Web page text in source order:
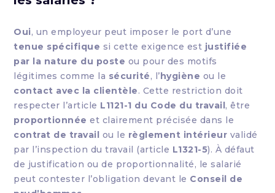
Oui, un employeur peut imposer le port d’une
tenue spécifique si cette exigence est justifiée
par la nature du poste ou pour des motifs
légitimes comme la sécurité, l’hygiène ou le
contact avec la clientèle. Cette restriction doit
respecter l’article L1121-1 du Code du travail, être
proportionnée et clairement précisée dans le
contrat de travail ou le règlement intérieur validé
par l’inspection du travail (article L1321-5). À défaut
de justification ou de proportionnalité, le salarié
peut contester l’obligation devant le Conseil de